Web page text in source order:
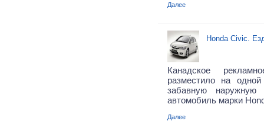
Далее
Honda Civic.
Канадское
разместило на
забавную наружную
автомобиль марки
Далее